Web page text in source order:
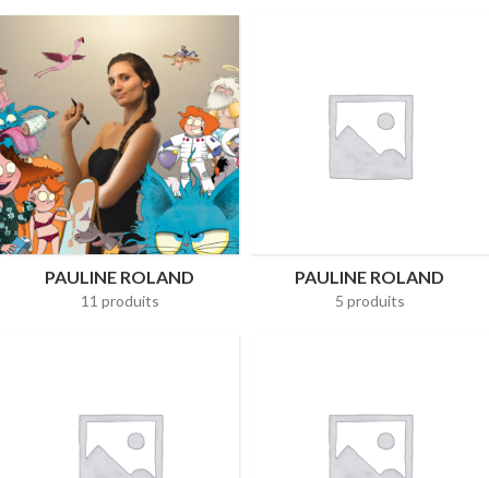
PAULINE ROLAND
11 produits
PAULINE ROLAND
5 produits